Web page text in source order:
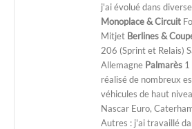
j'ai évolué dans
Monoplace & Circuit
Mitjet Berlines &
206 (Sprint et Relais)
Allemagne Palmarès 1
réalisé de nombreux
véhicules de haut
Nascar Euro,
Autres : j'ai travaillé